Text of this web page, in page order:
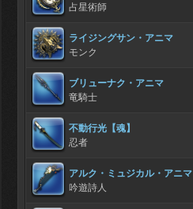
占星術師
ライジングサン・アニマ
モンク
ブリューナク・アニマ
竜騎士
不動行光【魂】
忍者
アルク・ミュジカル・アニマ
吟遊詩人